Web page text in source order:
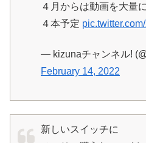
４月からは動画を大量
４本予定
— kizunaチャンネル!
February 14, 2022
新しいスイッチに